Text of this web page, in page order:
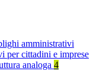
amministrativi
per cittadini e imprese
analoga 4